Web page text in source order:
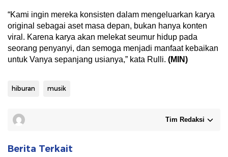
“Kami ingin mereka konsisten dalam mengeluarkan karya
original sebagai aset masa depan, bukan hanya konten
viral. Karena karya akan melekat seumur hidup pada
seorang penyanyi, dan semoga menjadi manfaat kebaikan
untuk Vanya sepanjang usianya,” kata Rulli. (MIN)
hiburan musik
Tim Redaksi
Berita Terkait